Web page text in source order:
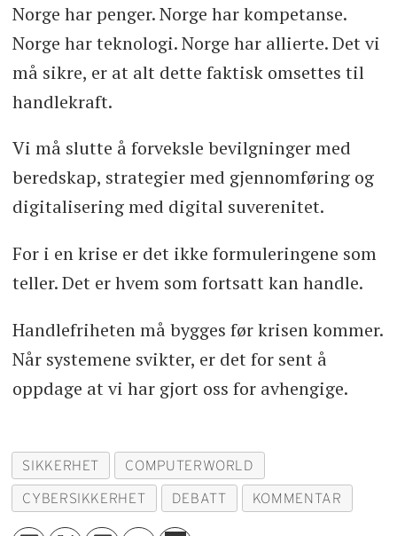
Norge har penger. Norge har kompetanse.
Norge har teknologi. Norge har allierte. Det vi
må sikre, er at alt dette faktisk omsettes til
handlekraft.
Vi må slutte å forveksle bevilgninger med
beredskap, strategier med gjennomføring og
digitalisering med digital suverenitet.
For i en krise er det ikke formuleringene som
teller. Det er hvem som fortsatt kan handle.
Handlefriheten må bygges før krisen kommer.
Når systemene svikter, er det for sent å
oppdage at vi har gjort oss for avhengige.
SIKKERHET COMPUTERWORLD
CYBERSIKKERHET DEBATT KOMMENTAR